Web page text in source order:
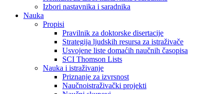
Izbori nastavnika i saradnika
Nauka
Propisi
Pravilnik za doktorske disertacije
Strategija ljudskih resursa za istraživače
Usvojene liste domaćih naučnih časopisa
SCI Thomson Lists
Nauka i istraživanje
Priznanje za izvrsnost
Naučnoistraživački projekti